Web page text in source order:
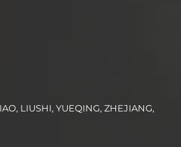
LIUSHI, YUEQING, ZHEJIANG,